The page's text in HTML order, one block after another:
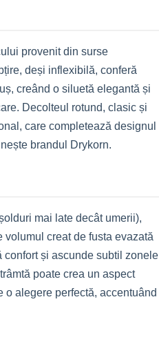
provenit din surse
deși inflexibilă, conferă
creând o siluetă elegantă și
Decolteul rotund, clasic și
care completează designul
brandul Drykorn.
mai late decât umerii),
creat de fusta evazată
și ascunde subtil zonele
poate crea un aspect
alegere perfectă, accentuând